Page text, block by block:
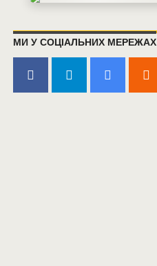
МИ У СОЦІАЛЬНИХ МЕРЕЖАХ